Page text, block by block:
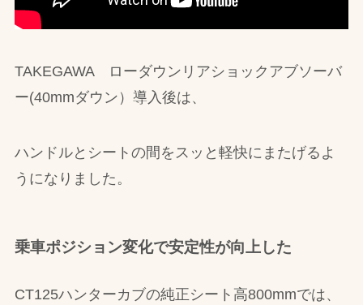
TAKEGAWA ローダウンリアショックアブソーバ
ー(40mmダウン）導入後は、
ハンドルとシートの間をスッと軽快にまたげるよ
うになりました。
乗車ポジション変化で安定性が向上した
CT125ハンターカブの純正シート高800mmでは、